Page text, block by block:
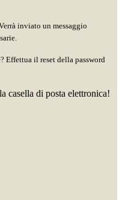
inviato un messaggio
Effettua il reset della password
casella di posta elettronica!